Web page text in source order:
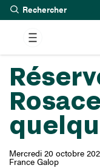
Rechercher
Mercredi 20 octobre
France Galop